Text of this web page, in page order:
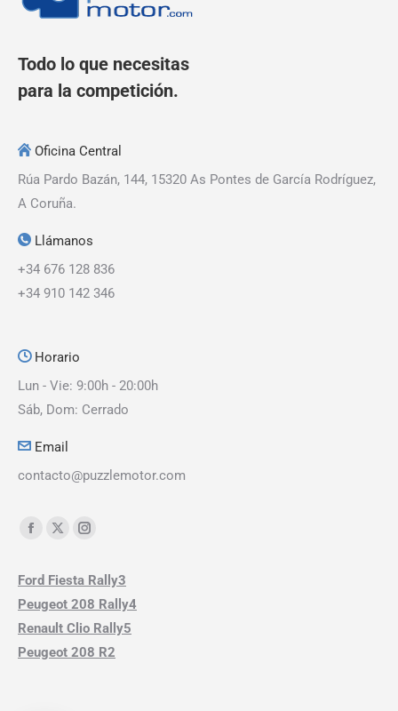
Todo lo que necesitas
para la competición.
Oficina Central
Rúa Pardo Bazán, 144, 15320 As Pontes de García Rodríguez,
A Coruña.
Llámanos
+34 676 128 836
+34 910 142 346
Horario
Lun - Vie: 9:00h - 20:00h
Sáb, Dom: Cerrado
Email
contacto@puzzlemotor.com
Encuéntranos en:
Ford Fiesta Rally3
Peugeot 208 Rally4
Renault Clio Rally5
Peugeot 208 R2